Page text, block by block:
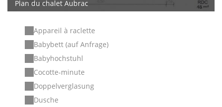
Plan du chalet Aubrac
Appareil à raclette
Babybett (auf Anfrage)
Babyhochstuhl
Cocotte-minute
Doppelverglasung
Dusche